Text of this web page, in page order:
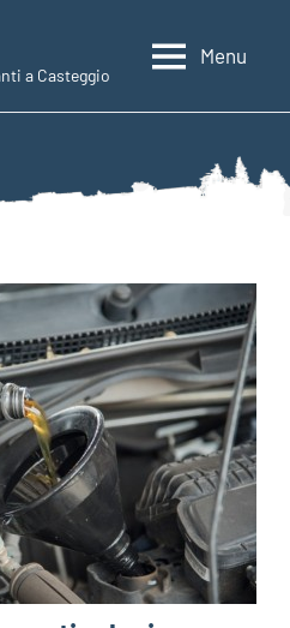
a Casteggio
Menu